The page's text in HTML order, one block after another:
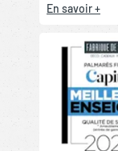
En savoir +